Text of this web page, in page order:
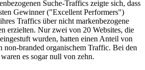
Suche-Traffics zeigte sich, dass
Gewinner ("Excellent Performers")
Traffics über nicht markenbezogene
erzielten. Nur zwei von 20 Websites, die
wurden, hatten einen Anteil von
non-branded organischem Traffic. Bei den
es sogar null von zehn.